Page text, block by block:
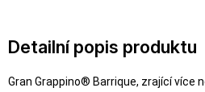
Detailní popis produktu
Gran Grappino® Barrique, zrající více